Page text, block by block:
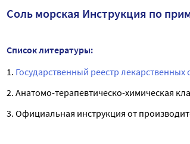
Соль морская Инструкция по
Список литературы:
1. Государственный реестр лекарственных
2. Анатомо-терапевтическо-химическая
3. Официальная инструкция от